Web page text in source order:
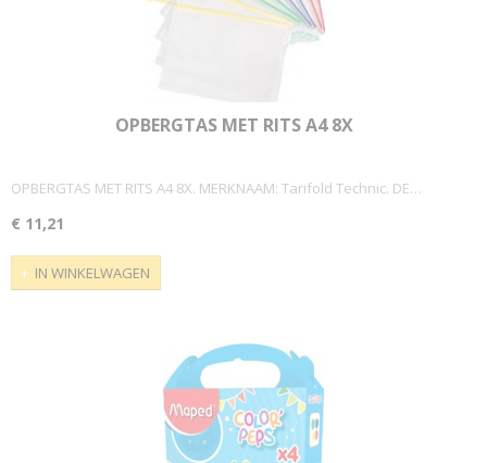
OPBERGTAS MET RITS A4 8X
OPBERGTAS MET RITS A4 8X. MERKNAAM: Tarifold Technic. DE…
€ 11,21
IN WINKELWAGEN